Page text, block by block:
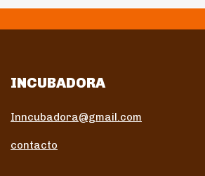
INCUBADORA
Inncubadora@gmail.com
contacto